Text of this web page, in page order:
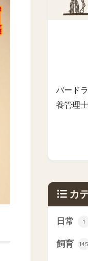
バード
養管理
カ
日常 1
飼育 145